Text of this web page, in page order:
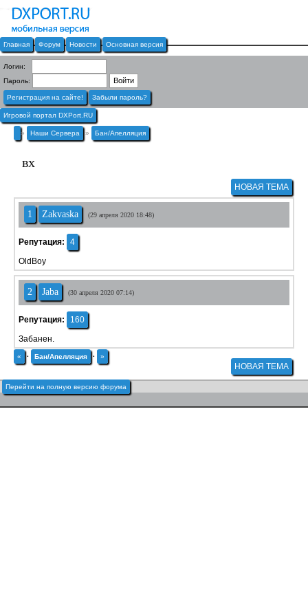
Главная Форум Новости Основная версия
Логин:
Пароль:
Регистрация на сайте! Забыли пароль?
Игровой портал DXPort.RU
» Наши Сервера » Бан/Апелляция
вх
НОВАЯ ТЕМА
1 Zakvaska (29 апреля 2020 18:48)
Репутация:
4
OldBoy
2 Jaba (30 апреля 2020 07:14)
Репутация:
160
Забанен.
« · Бан/Апелляция · »
НОВАЯ ТЕМА
Перейти на полную версию форума